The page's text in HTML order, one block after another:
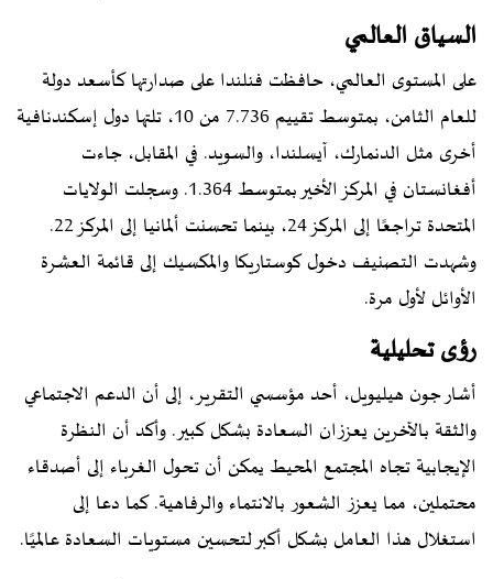
السياق العالمي
على المستوى العالمي، حافظت فنلندا على صدارتها كأسعد دولة
للعام الثامن، بمتوسط تقييم 7.736 من 10، تلتها دول إسكندنافية
أخرى مثل الدنمارك، آيسلندا، والسويد. في المقابل، جاءت
أفغانستان في المركز الأخير بمتوسط 1.364. وسجلت الولايات
المتحدة تراجعًا إلى المركز 24، بينما تحسنت ألمانيا إلى المركز 22.
وشهدت التصنيف دخول كوستاريكا والمكسيك إلى قائمة العشرة
الأوائل لأول مرة.
رؤى تحليلية
أشار جون هيليويل، أحد مؤسسي التقرير، إلى أن الدعم الاجتماعي
والثقة بالآخرين يعززان السعادة بشكل كبير. وأكد أن النظرة
الإيجابية تجاه المجتمع المحيط يمكن أن تحول الغرباء إلى أصدقاء
محتملين، مما يعزز الشعور بالانتماء والرفاهية. كما دعا إلى
استغلال هذا العامل بشكل أكبر لتحسين مستويات السعادة عالميًا.